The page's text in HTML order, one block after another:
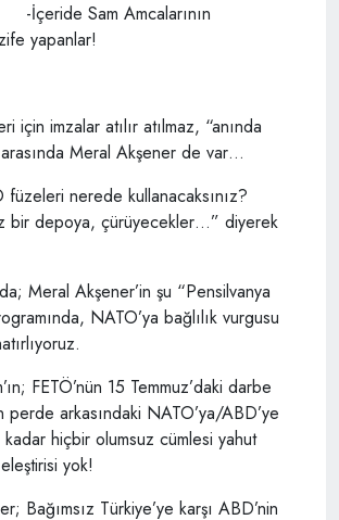
-İçeride Sam Amcalarının
yapanlar!
için imzalar atılır atılmaz, “anında
Meral Akşener de var…
füzeleri nerede kullanacaksınız?
bir depoya, çürüyecekler…” diyerek
Meral Akşener’in şu “Pensilvanya
NATO’ya bağlılık vurgusu
FETÖ’nün 15 Temmuz’daki darbe
perde arkasındaki NATO’ya/ABD’ye
kadar hiçbir olumsuz cümlesi yahut
yok!
Bağımsız Türkiye’ye karşı ABD’nin